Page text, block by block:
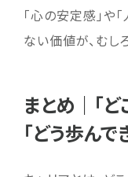
「心の安定感」や
ない価値が、むし
まとめ｜「
「どう歩んで